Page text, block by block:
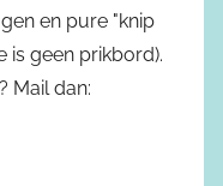
en pure "knip
is geen prikbord).
Mail dan: